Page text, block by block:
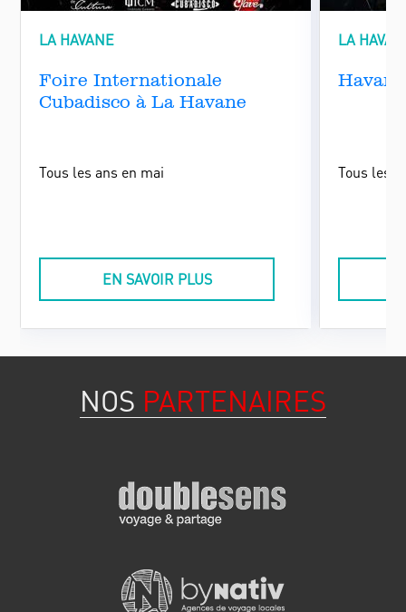
LA HAVANE
Foire Internationale
Cubadisco à La Havane
Tous les ans en mai
EN SAVOIR PLUS
LA
Tous les
NOS PARTENAIRES